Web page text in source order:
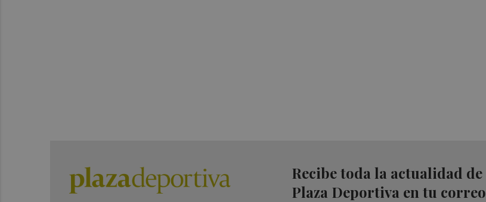
Recibe toda la actualidad de
Plaza Deportiva en tu correo